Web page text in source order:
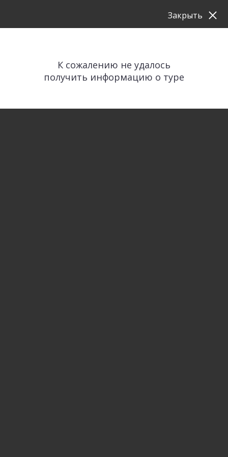
К сожалению не удалось
получить информацию о туре
Закрыть